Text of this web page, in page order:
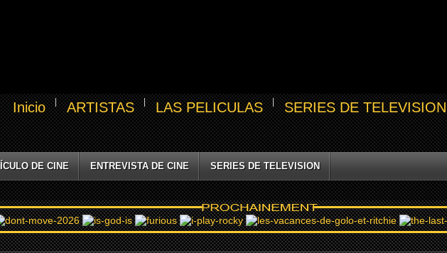
Inicio ARTISTAS LAS PELICULAS SERIES DE TELEVISION
DE CINE ENTREVISTA DE CINE SERIES DE TELEVISION